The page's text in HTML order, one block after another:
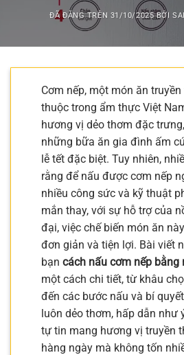
ĐÃ ĐĂNG TRÊN 31/10/2025 BỞI
Cơm nếp, một món ăn
thuộc trong ẩm thực Việt
hương vị dẻo thơm đặc
những bữa ăn gia đình ấm
lễ tết đặc biệt. Tuy nhiên,
rằng để nấu được cơm nếp
nhiều công sức và kỹ thuật
mắn thay, với sự hỗ trợ của
đại, việc chế biến món ăn
đơn giản và tiện lợi. Bài viết
bạn cách nấu cơm nếp bằng
một cách chi tiết, từ khâu
đến các bước nấu và bí
luôn dẻo thơm, hấp dẫn như
tự tin mang hương vị truyền
hàng ngày mà không tốn